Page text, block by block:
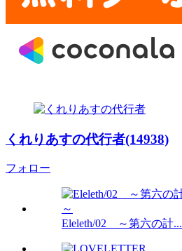
くれりあすの代行者(14938)
フォロー
Eleleth/02 ～第六の計...